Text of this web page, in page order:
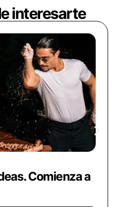
interesarte
Comienza a